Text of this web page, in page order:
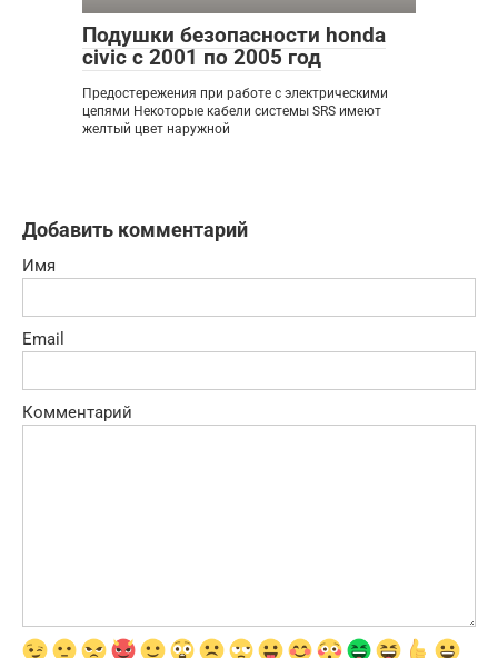
Подушки безопасности honda
civic с 2001 по 2005 год
Предостережения при работе с электрическими
цепями Некоторые кабели системы SRS имеют
желтый цвет наружной
Добавить комментарий
Имя
Email
Комментарий